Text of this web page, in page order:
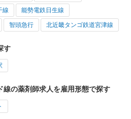
線 能勢電鉄日生線
智頭急行 北近畿タンゴ鉄道宮津線
す
線の薬剤師求人を雇用形態で探す